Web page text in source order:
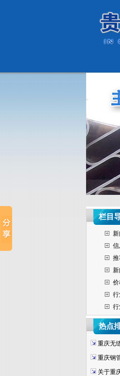
栏目
推
行
热点
重庆无
重庆钢
关于重